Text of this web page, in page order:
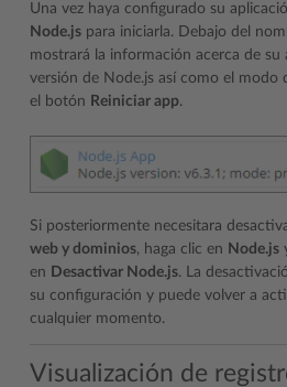
Una vez haya configurado su
Node.js para iniciarla. Debajo del
mostrará la información acerca de su
versión de Node.js así como el modo
el botón Reiniciar app.
Si posteriormente necesitara
web y dominios, haga clic en Node.js
en Desactivar Node.js. La
su configuración y puede volver a
cualquier momento.
Visualización de